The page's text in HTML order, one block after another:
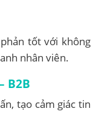
tốt với không
nhân viên.
B2B
tạo cảm giác tin